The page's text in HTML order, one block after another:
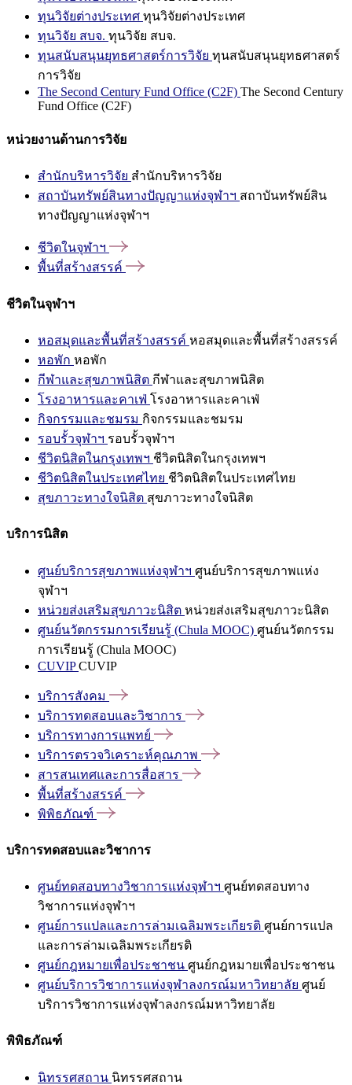
ทุนวิจัยต่างประเทศ ทุนวิจัยต่างประเทศ
ทุนวิจัย สบจ. ทุนวิจัย สบจ.
ทุนสนับสนุนยุทธศาสตร์การวิจัย ทุนสนับสนุนยุทธศาสตร์
การวิจัย
The Second Century Fund Office (C2F) The Second Century
Fund Office (C2F)
หน่วยงานด้านการวิจัย
สำนักบริหารวิจัย สำนักบริหารวิจัย
สถาบันทรัพย์สินทางปัญญาแห่งจุฬาฯ สถาบันทรัพย์สิน
ทางปัญญาแห่งจุฬาฯ
ชีวิตในจุฬาฯ
พื้นที่สร้างสรรค์
ชีวิตในจุฬาฯ
หอสมุดและพื้นที่สร้างสรรค์ หอสมุดและพื้นที่สร้างสรรค์
หอพัก หอพัก
กีฬาและสุขภาพนิสิต กีฬาและสุขภาพนิสิต
โรงอาหารและคาเฟ่ โรงอาหารและคาเฟ่
กิจกรรมและชมรม กิจกรรมและชมรม
รอบรั้วจุฬาฯ รอบรั้วจุฬาฯ
ชีวิตนิสิตในกรุงเทพฯ ชีวิตนิสิตในกรุงเทพฯ
ชีวิตนิสิตในประเทศไทย ชีวิตนิสิตในประเทศไทย
สุขภาวะทางใจนิสิต สุขภาวะทางใจนิสิต
บริการนิสิต
ศูนย์บริการสุขภาพแห่งจุฬาฯ ศูนย์บริการสุขภาพแห่ง
จุฬาฯ
หน่วยส่งเสริมสุขภาวะนิสิต หน่วยส่งเสริมสุขภาวะนิสิต
ศูนย์นวัตกรรมการเรียนรู้ (Chula MOOC) ศูนย์นวัตกรรม
การเรียนรู้ (Chula MOOC)
CUVIPCUVIP
บริการสังคม
บริการทดสอบและวิชาการ
บริการทางการแพทย์
บริการตรวจวิเคราะห์คุณภาพ
สารสนเทศและการสื่อสาร
พื้นที่สร้างสรรค์
พิพิธภัณฑ์
บริการทดสอบและวิชาการ
ศูนย์ทดสอบทางวิชาการแห่งจุฬาฯ ศูนย์ทดสอบทาง
วิชาการแห่งจุฬาฯ
ศูนย์การแปลและการล่ามเฉลิมพระเกียรติ ศูนย์การแปล
และการล่ามเฉลิมพระเกียรติ
ศูนย์กฎหมายเพื่อประชาชน ศูนย์กฎหมายเพื่อประชาชน
ศูนย์บริการวิชาการแห่งจุฬาลงกรณ์มหาวิทยาลัย ศูนย์
บริการวิชาการแห่งจุฬาลงกรณ์มหาวิทยาลัย
พิพิธภัณฑ์
นิทรรศสถาน นิทรรศสถาน